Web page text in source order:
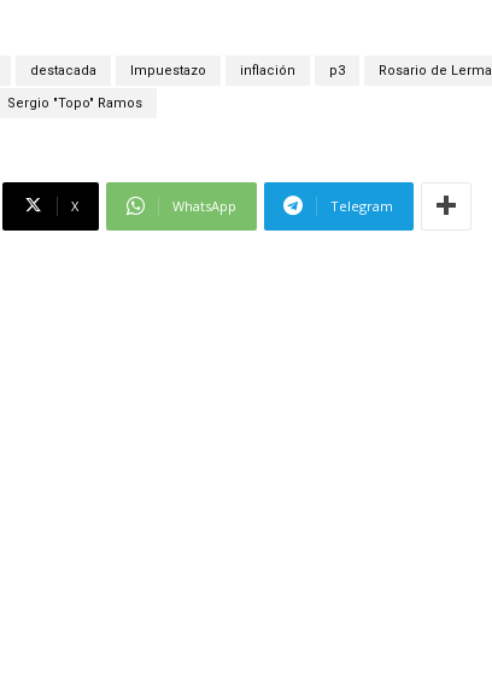
destacada Impuestazo inflación p3 Rosario de Lerma
Sergio "Topo" Ramos
X WhatsApp Telegram